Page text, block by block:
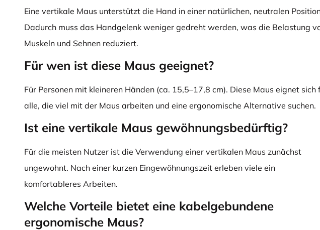
Eine vertikale Maus unterstützt die Hand in einer natürlichen, neutralen
Dadurch muss das Handgelenk weniger gedreht werden, was die Belastung
Muskeln und Sehnen reduziert.
Für wen ist diese Maus geeignet?
Für Personen mit kleineren Händen (ca. 15,5–17,8 cm). Diese Maus eignet sich
alle, die viel mit der Maus arbeiten und eine ergonomische Alternative suchen.
Ist eine vertikale Maus gewöhnungsbedürftig?
Für die meisten Nutzer ist die Verwendung einer vertikalen Maus zunächst
ungewohnt. Nach einer kurzen Eingewöhnungszeit erleben viele ein
komfortableres Arbeiten.
Welche Vorteile bietet eine kabelgebundene
ergonomische Maus?